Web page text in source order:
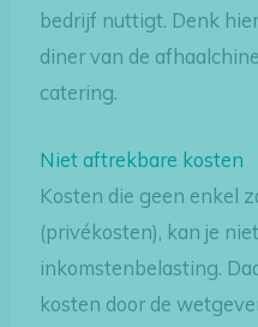
bedrijf nuttigt. Denk
diner van de
catering.
Niet aftrekbare kosten
Kosten die geen enkel
(privékosten), kan je
inkomstenbelasting.
kosten door de